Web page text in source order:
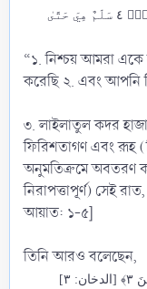
ٱلۡمَلَٰٓئِكَةُ وَٱلرُّوحُ فِيهَا بِإِذۡنِ رَبِّهِم مِّن كُلِّ أَمۡرٖ ٤ سَلَٰمٌ هِيَ حَتَّىٰ
“১. নিশ্চয় আমরা
করেছি ২. এবং আপনি
৩. লাইলাতুল কদর
ফিরিশতাগণ এবং রূহ
অনুমতিক্রমে অবতরণ
নিরাপত্তাপূর্ণ) সেই
আয়াত: ১-৫]
তিনি আরও বলেছেন,